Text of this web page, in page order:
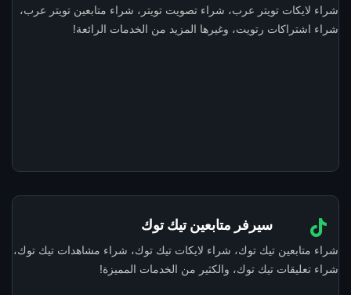
شراء لايكات تويتر عرب، شراء تصويت تويتر، شراء متابعين تويتر عرب،
شراء اشتراكات رتويت، وغيرها المزيد من الخدمات الرائعة!
سيرفر متابعين تيك توك
شراء متابعين تيك توك، شراء لايكات تيك توك، شراء مشاهدات تيك توك،
شراء تعليقات تيك توك، والكثير من الخدمات المميزة!